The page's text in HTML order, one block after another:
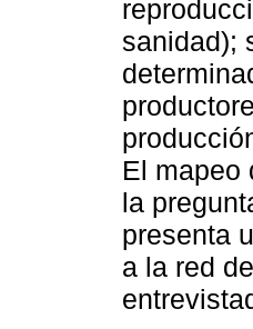
sanidad);
El mapeo
la
presenta
a la red